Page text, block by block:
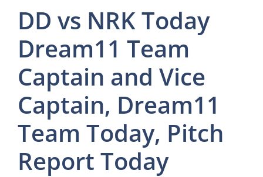
DD vs NRK Today
Dream11 Team
Captain and Vice
Captain, Dream11
Team Today, Pitch
Report Today